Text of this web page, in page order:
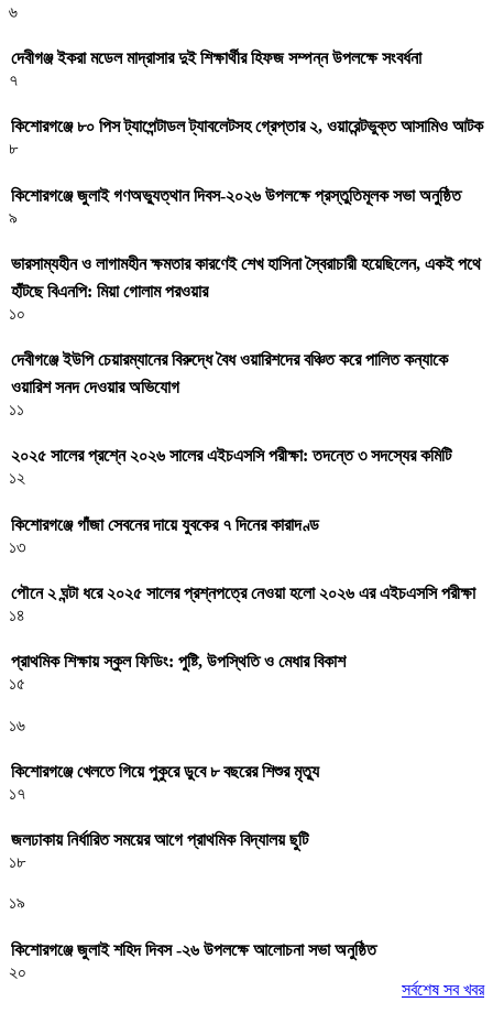
৬
দেবীগঞ্জ ইকরা মডেল মাদ্রাসার দুই শিক্ষার্থীর হিফজ সম্পন্ন উপলক্ষে সংবর্ধনা
৭
কিশোরগঞ্জে ৮০ পিস ট্যাপেন্টাডল ট্যাবলেটসহ গ্রেপ্তার ২, ওয়ারেন্টভুক্ত আসামিও আটক
৮
কিশোরগঞ্জে জুলাই গণঅভ্যুত্থান দিবস-২০২৬ উপলক্ষে প্রস্তুতিমূলক সভা অনুষ্ঠিত
৯
ভারসাম্যহীন ও লাগামহীন ক্ষমতার কারণেই শেখ হাসিনা স্বৈরাচারী হয়েছিলেন, একই পথে
হাঁটছে বিএনপি: মিয়া গোলাম পরওয়ার
১০
দেবীগঞ্জে ইউপি চেয়ারম্যানের বিরুদ্ধে বৈধ ওয়ারিশদের বঞ্চিত করে পালিত কন্যাকে
ওয়ারিশ সনদ দেওয়ার অভিযোগ
১১
২০২৫ সালের প্রশ্নে ২০২৬ সালের এইচএসসি পরীক্ষা: তদন্তে ৩ সদস্যের কমিটি
১২
কিশোরগঞ্জে গাঁজা সেবনের দায়ে যুবকের ৭ দিনের কারাদণ্ড
১৩
পৌনে ২ ঘন্টা ধরে ২০২৫ সালের প্রশ্নপত্রে নেওয়া হলো ২০২৬ এর এইচএসসি পরীক্ষা
১৪
প্রাথমিক শিক্ষায় স্কুল ফিডিং: পুষ্টি, উপস্থিতি ও মেধার বিকাশ
১৫
১৬
কিশোরগঞ্জে খেলতে গিয়ে পুকুরে ডুবে ৮ বছরের শিশুর মৃত্যু
১৭
জলঢাকায় নির্ধারিত সময়ের আগে প্রাথমিক বিদ্যালয় ছুটি
১৮
১৯
কিশোরগঞ্জে জুলাই শহিদ দিবস -২৬ উপলক্ষে আলোচনা সভা অনুষ্ঠিত
২০
সর্বশেষ সব খবর